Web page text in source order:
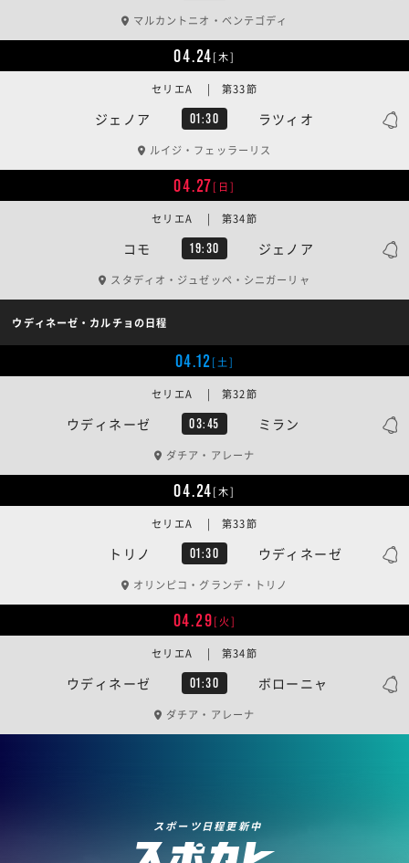
マルカントニオ・ベンテゴディ
04.24[木]
ジェノア 01:30 ラツィオ
セリエA | 第33節
ルイジ・フェッラーリス
04.27[日]
コモ 19:30 ジェノア
セリエA | 第34節
スタディオ・ジュゼッペ・シニガーリャ
ウディネーゼ・カルチョの日程
04.12[土]
ウディネーゼ 03:45 ミラン
セリエA | 第32節
ダチア・アレーナ
04.24[木]
トリノ 01:30 ウディネーゼ
セリエA | 第33節
オリンピコ・グランデ・トリノ
04.29[火]
ウディネーゼ 01:30 ボローニャ
セリエA | 第34節
ダチア・アレーナ
スポーツ日程更新中